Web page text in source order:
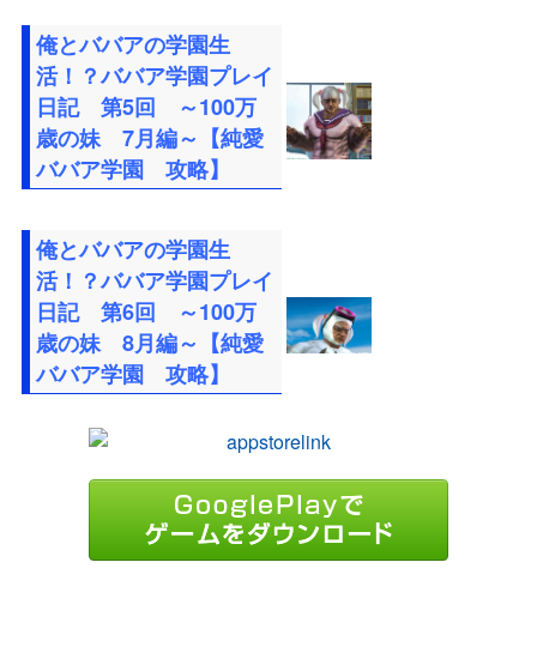
俺とババアの学園生
活！？ババア学園プレイ
日記 第5回 ～100万
歳の妹 7月編～【純愛
ババア学園 攻略】
俺とババアの学園生
活！？ババア学園プレイ
日記 第6回 ～100万
歳の妹 8月編～【純愛
ババア学園 攻略】